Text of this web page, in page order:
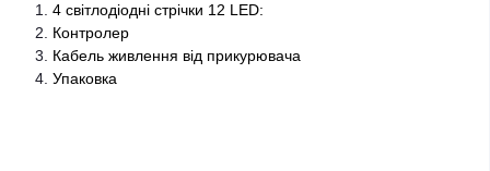
4 світлодіодні стрічки 12 LED:
Контролер
Кабель живлення від прикурювача
Упаковка